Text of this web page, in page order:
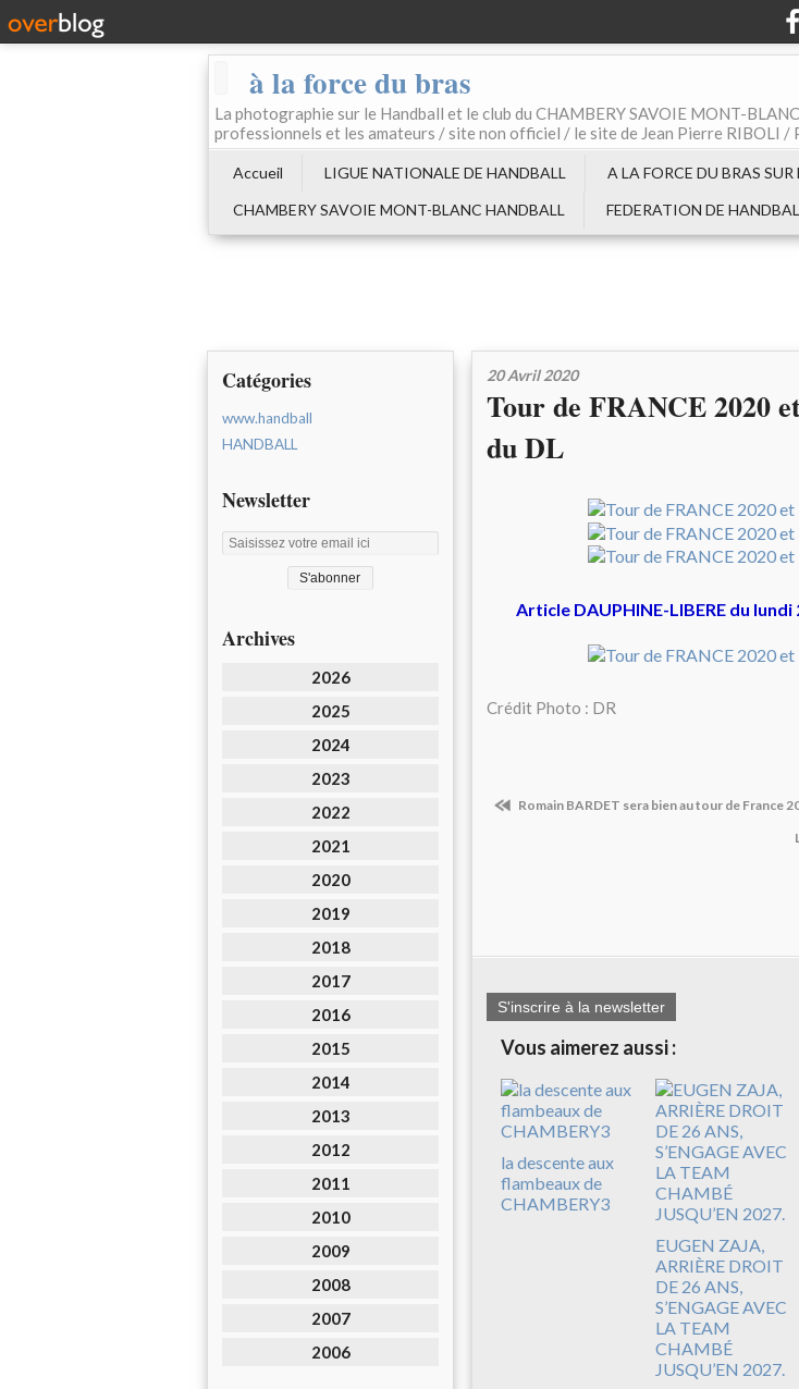
à la force du bras
La photographie sur le Handball et le club du CHAMBERY SAVOIE MONT-
professionnels et les amateurs / site non officiel / le site de Jean Pierre RIBOLI /
Accueil LIGUE NATIONALE DE HANDBALL
A LA FORCE DU BRAS
CHAMBERY SAVOIE MONT-BLANC HANDBALL
FEDERATION DE
Catégories
www.handball
HANDBALL
Newsletter
Archives
2026
2025
2024
2023
2022
2021
2020
2019
2018
2017
2016
2015
2014
2013
2012
2011
2010
2009
2008
2007
2006
20 Avril 2020
Tour de FRANCE 2020
du DL
Article DAUPHINE-LIBERE du
Crédit Photo : DR
Romain BARDET sera bien au tour de France
S'inscrire à la newsletter
Vous aimerez aussi :
la descente aux
flambeaux de
CHAMBERY3
EUGEN ZAJA,
ARRIÈRE DROIT
DE 26 ANS,
S’ENGAGE AVEC
LA TEAM
CHAMBÉ
JUSQU’EN 2027.